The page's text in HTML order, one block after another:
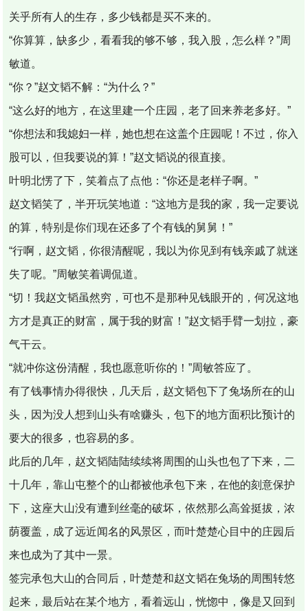
关乎所有人的生存，多少钱都是买不来的。
“你算算，缺多少，看看我的够不够，我入股，怎么样？”周
敏道。
“你？”赵文韬不解：“为什么？”
“这么好的地方，在这里建一个庄园，老了回来养老多好。”
“你想法和我媳妇一样，她也想在这盖个庄园呢！不过，你入
股可以，但我要说的算！”赵文韬说的很直接。
叶明北愣了下，笑着点了点他：“你还是老样子啊。”
赵文韬笑了，半开玩笑地道：“这地方是我的家，我一定要说
的算，特别是你们现在还多了个有钱的舅舅！”
“行啊，赵文韬，你很清醒呢，我以为你见到有钱亲戚了就迷
失了呢。”周敏笑着调侃道。
“切！我赵文韬虽然穷，可也不是那种见钱眼开的，何况这地
方才是真正的财富，属于我的财富！”赵文韬手臂一划拉，豪
气干云。
“就冲你这份清醒，我也愿意听你的！”周敏答应了。
有了钱事情办得很快，几天后，赵文韬包下了兔场所在的山
头，因为没人想到山头有啥赚头，包下的地方面积比预计的
要大的很多，也容易的多。
此后的几年，赵文韬陆陆续续将周围的山头也包了下来，二
十几年，靠山屯整个的山都被他承包下来，在他的刻意保护
下，这座大山没有遭到丝毫的破坏，依然那么高耸挺拔，浓
荫覆盖，成了远近闻名的风景区，而叶楚楚心目中的庄园后
来也成为了其中一景。
签完承包大山的合同后，叶楚楚和赵文韬在兔场的周围转悠
起来，最后站在某个地方，看着远山，恍惚中，像是又回到